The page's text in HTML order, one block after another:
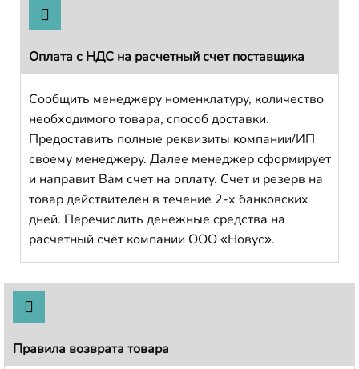
Оплата с НДС на расчетный счет поставщика
Сообщить менеджеру номенклатуру, количество
необходимого товара, способ доставки.
Предоставить полные реквизиты компании/ИП
своему менеджеру. Далее менеджер сформирует
и направит Вам счет на оплату. Счет и резерв на
товар действителен в течение 2-х банковских
дней. Перечислить денежные средства на
расчетный счёт компании ООО «Новус».
Правила возврата товара